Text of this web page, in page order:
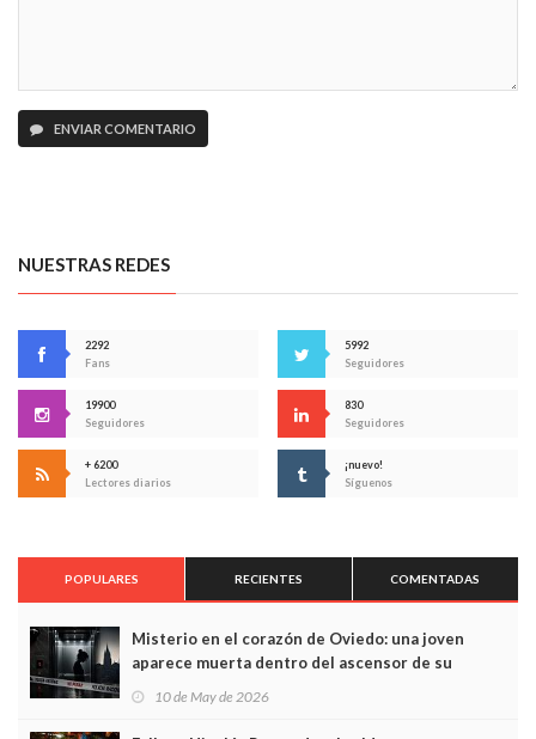
ENVIAR COMENTARIO
NUESTRAS REDES
2292
Fans
5992
Seguidores
19900
Seguidores
830
Seguidores
+ 6200
Lectores diarios
¡nuevo!
Síguenos
POPULARES RECIENTES COMENTADAS
Misterio en el corazón de Oviedo: una joven
aparece muerta dentro del ascensor de su
edificio y las cámaras captan sus últimos minutos
10 de May de 2026